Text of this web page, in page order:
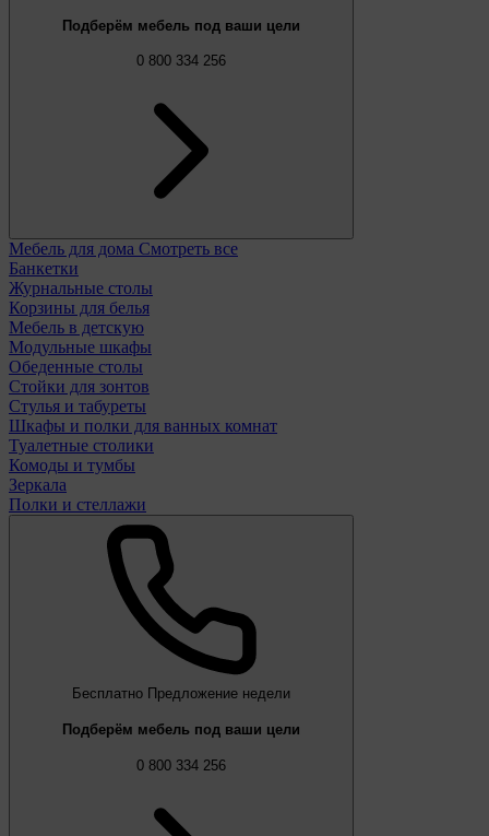
Подберём мебель под ваши цели
0 800 334 256
Мебель для дома Смотреть все
Банкетки
Журнальные столы
Корзины для белья
Мебель в детскую
Модульные шкафы
Обеденные столы
Стойки для зонтов
Стулья и табуреты
Шкафы и полки для ванных комнат
Туалетные столики
Комоды и тумбы
Зеркала
Полки и стеллажи
Бесплатно Предложение недели
Подберём мебель под ваши цели
0 800 334 256